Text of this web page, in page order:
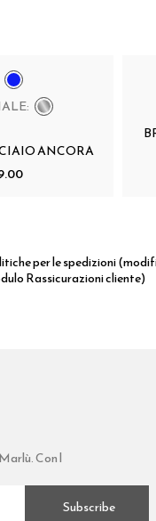
ANCORA
per le spedizioni
Rassicurazioni cliente)
Con l
Subscribe